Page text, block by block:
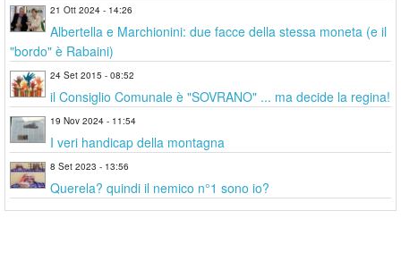
21 Ott 2024 - 14:26
Albertella e Marchionini: due facce della stessa moneta (e il
"bordo" è Rabaini)
24 Set 2015 - 08:52
il Consiglio Comunale è "SOVRANO" ... ma decide la regina!
19 Nov 2024 - 11:54
I veri handicap della montagna
8 Set 2023 - 13:56
Querela? quindi il nemico n°1 sono io?